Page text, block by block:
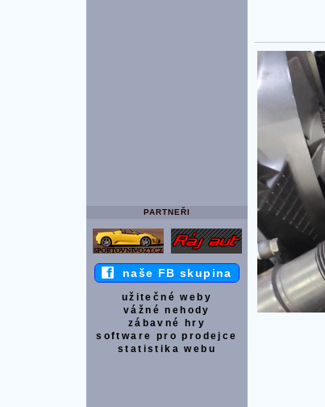
PARTNEŘI
naše FB skupina
užitečné weby
vážné nehody
zábavné hry
software pro prodejce
statistika webu